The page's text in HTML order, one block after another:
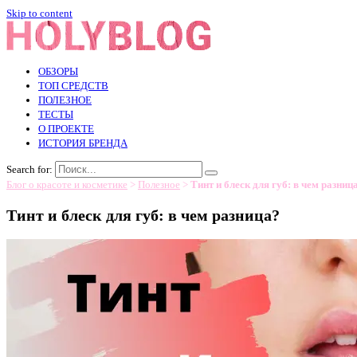
Skip to content
ОБЗОРЫ
ТОП СРЕДСТВ
ПОЛЕЗНОЕ
ТЕСТЫ
О ПРОЕКТЕ
ИСТОРИЯ БРЕНДА
Search for:
Блог о красоте и косметике > Полезное > Тинт и блеск для губ: в чем
Тинт и блеск для губ: в чем разница?